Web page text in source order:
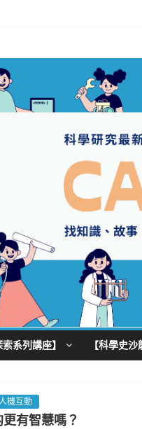
索系列講座】 【科學史沙
機互動
有智慧嗎？